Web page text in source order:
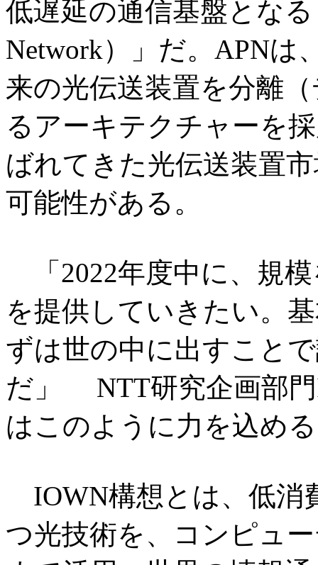
低遅延の通信基盤とな
Network）」だ。APNは
来の光伝送装置を分離
るアーキテクチャーを
ばれてきた光伝送装置
可能性がある。
「2022年度中に、規
を提供していきたい。
ずは世の中に出すこと
だ」 NTT研究企画部門
はこのように力を込め
IOWN構想とは、低消
つ光技術を、コンピュ